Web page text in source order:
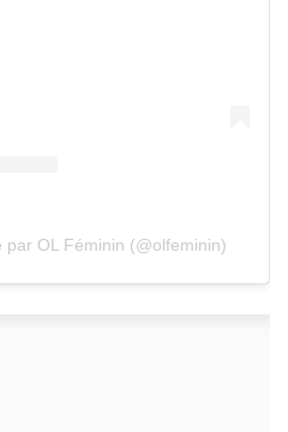
OL Féminin (@olfeminin)